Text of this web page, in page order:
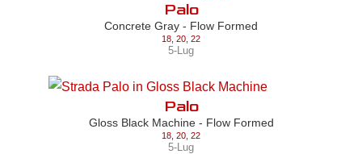
Palo
Concrete Gray - Flow Formed
18 20 22
5-Lug
Palo
Gloss Black Machine - Flow Formed
18 20 22
5-Lug